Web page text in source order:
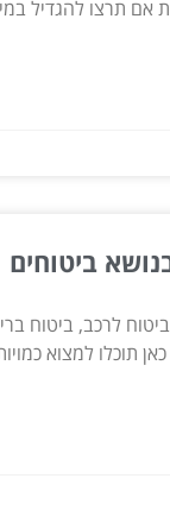
אם תרצו להגדיל
ביטוחים
לרכב, ביטוח
תוכלו למצוא